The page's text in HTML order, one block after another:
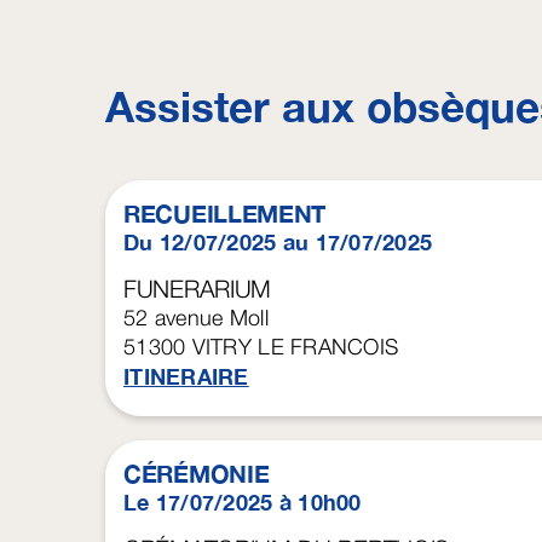
Assister aux
RECUEILLEMENT
Du 12/07/2025 au 17/07/2025
FUNERARIUM
52 avenue Moll
51300 VITRY LE FRANCOIS
ITINERAIRE
CÉRÉMONIE
Le 17/07/2025 à 10h00